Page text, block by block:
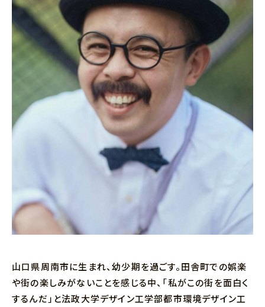
山口県周南市に生まれ、幼少期を過ごす。田舎町での娯楽
や街の楽しみがないことを感じる中、「私がこの街を面白く
するんだ」と法政大学デザイン工学部都市環境デザイン工